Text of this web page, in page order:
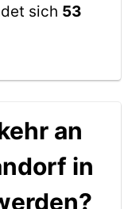
sich 53
an
in